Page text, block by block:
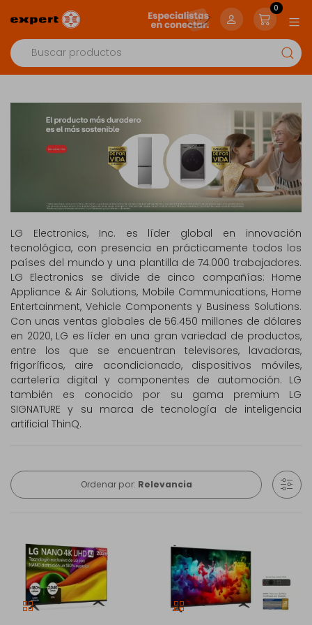
0
LG Electronics, Inc. es líder global en innovación
tecnológica, con presencia en prácticamente todos los
países del mundo y una plantilla de 74.000 trabajadores.
LG Electronics se divide de cinco compañías: Home
Appliance & Air Solutions, Mobile Communications, Home
Entertainment, Vehicle Components y Business Solutions.
Con unas ventas globales de 56.450 millones de dólares
en 2020, LG es líder en una gran variedad de productos,
entre los que se encuentran televisores, lavadoras,
frigoríficos, aire acondicionado, dispositivos móviles,
cartelería digital y componentes de automoción. LG
también es conocido por su gama premium LG
SIGNATURE y su marca de tecnología de inteligencia
artificial ThinQ.
Ordenar por: Relevancia